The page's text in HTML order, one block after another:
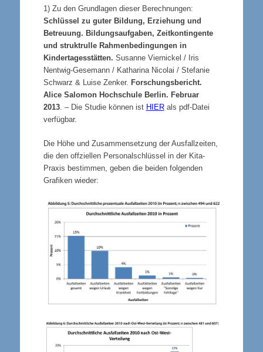
1)Zu den Grundlagen dieser Berechnungen:
Schlüssel zu guter Bildung, Erziehung und
Betreuung. Bildungsaufgaben, Zeitkontingente
und struktrulle Rahmenbedingungen in
Kindertagesstätten. Susanne Viernickel / Iris
Nentwig-Gesemann / Katharina Nicolai / Stefanie
Schwarz & Luise Zenker. Forschungsbericht.
Alice Salomon Hochschule Berlin. Februar
2013. – Die Studie können ist HIERals pdf-Datei
verfügbar.
Die Höhe und Zusammensetzung der Ausfallzeiten,
die den offziellen Personalschlüssel in der Kita-
Praxis bestimmen, geben die beiden folgenden
Grafiken wieder: